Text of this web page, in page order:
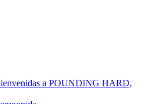
a POUNDING HARD,